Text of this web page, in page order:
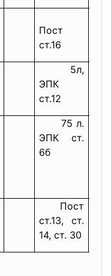
Пост
ст.16
5л,
ЭПК
ст.12
75 л.
ЭПК ст.
6б
Пост
ст.13, ст.
14, ст. 30